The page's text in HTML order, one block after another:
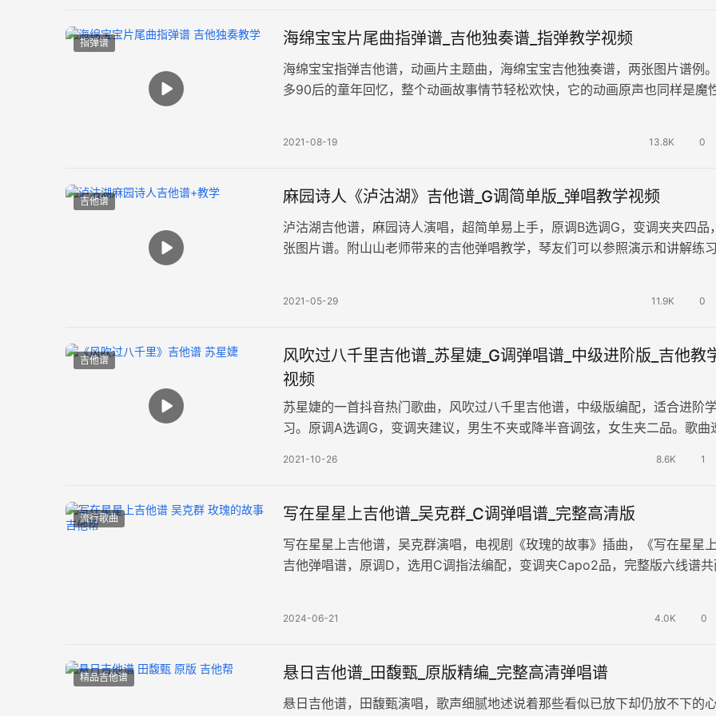
指弹谱 海绵宝宝片尾曲指弹谱_吉他独奏谱_指弹教学视频
海绵宝宝指弹吉他谱，动画片主题曲，海绵宝宝吉他独奏谱，两张图片谱例
多90后的童年回忆，整个动画故事情节轻松欢快，它的动画原声也同样是魔
2021-08-19 13.8K 0
吉他谱 麻园诗人《泸沽湖》吉他谱_G调简单版_弹唱教学视频
泸沽湖吉他谱，麻园诗人演唱，超简单易上手，原调B选调G，变调夹夹四品
张图片谱。附山山老师带来的吉他弹唱教学，琴友们可以参照演示和讲解练
2021-05-29 11.9K 0
吉他谱
风吹过八千里吉他谱_苏星婕_G调弹唱谱_中级进阶版_吉他教
视频
苏星婕的一首抖音热门歌曲，风吹过八千里吉他谱，中级版编配，适合进阶学
习。原调A选调G，变调夹建议，男生不夹或降半音调弦，女生夹二品。歌曲
2021-10-26 8.6K 1
流行歌曲 写在星星上吉他谱_吴克群_C调弹唱谱_完整高清版
写在星星上吉他谱，吴克群演唱，电视剧《玫瑰的故事》插曲，《写在星星上
吉他弹唱谱，原调D，选用C调指法编配，变调夹Capo2品，完整版六线谱共
2024-06-21 4.0K 0
精品吉他谱 悬日吉他谱_田馥甄_原版精编_完整高清弹唱谱
悬日吉他谱，田馥甄演唱，歌声细腻地述说着那些看似已放下却仍放不下的